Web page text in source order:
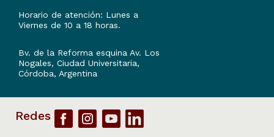
Horario de atención: Lunes a
Viernes de 10 a 18 horas.
Bv. de la Reforma esquina Av. Los
Nogales, Ciudad Universitaria,
Córdoba, Argentina